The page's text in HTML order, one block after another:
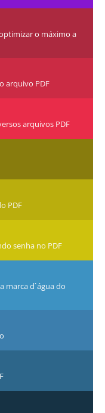
o máximo a
arquivo PDF
arquivos PDF
PDF
senha no PDF
marca d`água do